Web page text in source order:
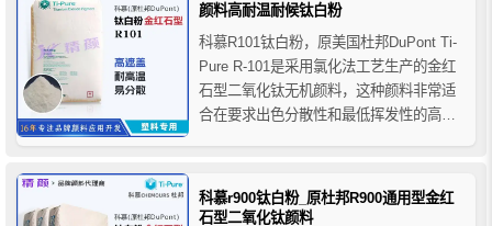
颜料高耐温耐候钛白粉
科慕R101钛白粉，原美国杜邦DuPont Ti-
Pure R-101是采用氯化法工艺生产的金红
石型二氧化钛无机颜料，这种颜料非常适
合在要求出色分散性和最低挥发性的高温
而设计的，具备高遮盖力、高耐温性、良
好的耐候性和中性的色相，其低水平的表
科慕r900钛白粉_原杜邦R900通用型金红
石型二氧化钛颜料